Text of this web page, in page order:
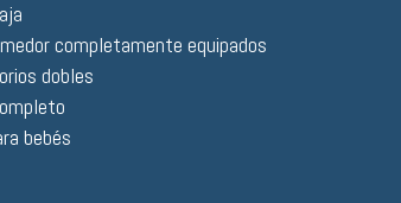
completamente equipados
dobles
bebés